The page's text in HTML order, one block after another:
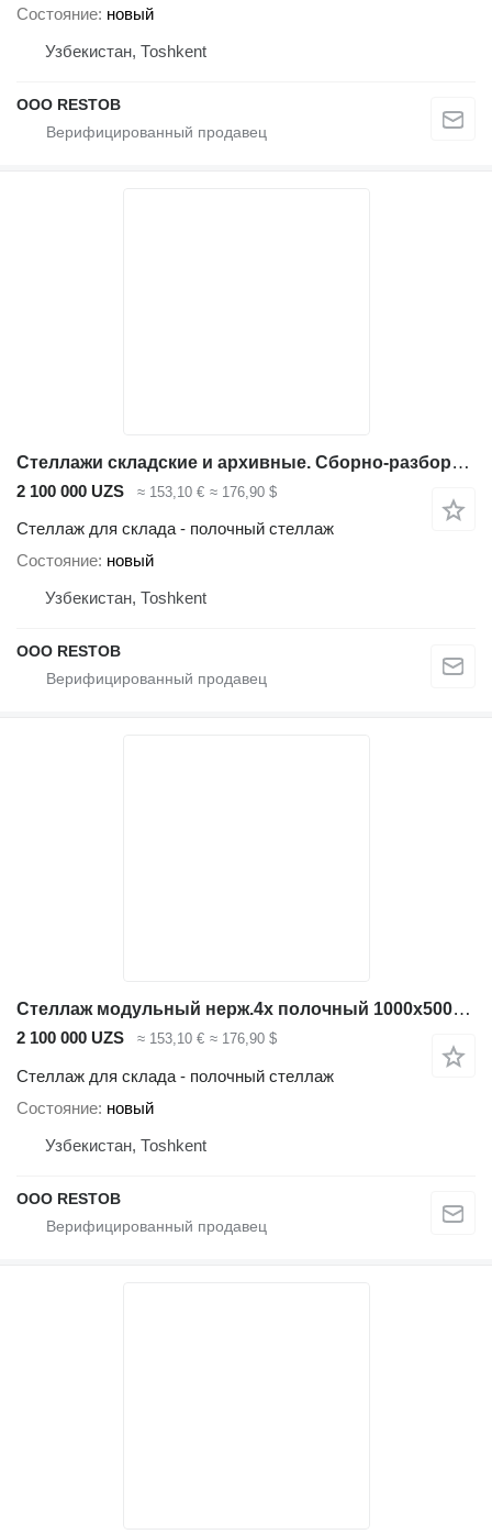
Состояние новый
Узбекистан, Тоshkent
OOO RESTOB
Стеллажи складские и архивные. Сборно-разборные
2 100 000 UZS ≈ 153,10 € ≈ 176,90 $
Стеллаж для склада - полочный стеллаж
Состояние новый
Узбекистан, Тоshkent
OOO RESTOB
Стеллаж модульный нерж.4х полочный 1000х500х1465 (30 труба)
2 100 000 UZS ≈ 153,10 € ≈ 176,90 $
Стеллаж для склада - полочный стеллаж
Состояние новый
Узбекистан, Тоshkent
OOO RESTOB